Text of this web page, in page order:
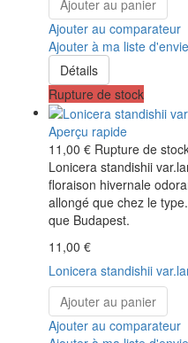
Ajouter au panier
Ajouter au comparateur
Ajouter à ma liste
Détails
Rupture de stock
Aperçu rapide
11,00 € Rupture de
Lonicera standishii
floraison hivernale
allongé que chez le
que Budapest.
11,00 €
Lonicera standishii
Ajouter au panier
Ajouter au comparateur